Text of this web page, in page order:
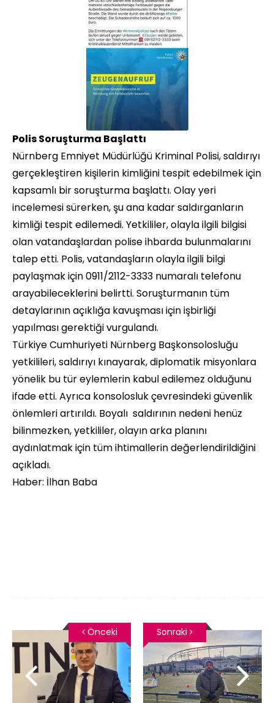
Polis Soruşturma Başlattı
Nürnberg Emniyet Müdürlüğü Kriminal Polisi, saldırıyı
gerçekleştiren kişilerin kimliğini tespit edebilmek için
kapsamlı bir soruşturma başlattı. Olay yeri
incelemesi sürerken, şu ana kadar saldırganların
kimliği tespit edilemedi. Yetkililer, olayla ilgili bilgisi
olan vatandaşlardan polise ihbarda bulunmalarını
talep etti. Polis, vatandaşların olayla ilgili bilgi
paylaşmak için 0911/2112-3333 numaralı telefonu
arayabileceklerini belirtti. Soruşturmanın tüm
detaylarının açıklığa kavuşması için işbirliği
yapılması gerektiği vurgulandı.
Türkiye Cumhuriyeti Nürnberg Başkonsolosluğu
yetkilileri, saldırıyı kınayarak, diplomatik misyonlara
yönelik bu tür eylemlerin kabul edilemez olduğunu
ifade etti. Ayrıca konsolosluk çevresindeki güvenlik
önlemleri artırıldı. Boyalı saldırının nedeni henüz
bilinmezken, yetkililer, olayın arka planını
aydınlatmak için tüm ihtimallerin değerlendirildiğini
açıkladı.
Haber: İlhan Baba
Önceki Sonraki